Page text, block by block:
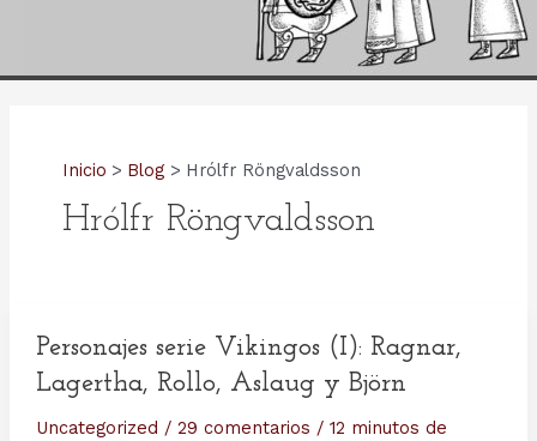
Inicio Blog Hrólfr Röngvaldsson
Hrólfr Röngvaldsson
Personajes serie Vikingos (I): Ragnar,
Lagertha, Rollo, Aslaug y Björn
Uncategorized / 29 comentarios / 12 minutos de